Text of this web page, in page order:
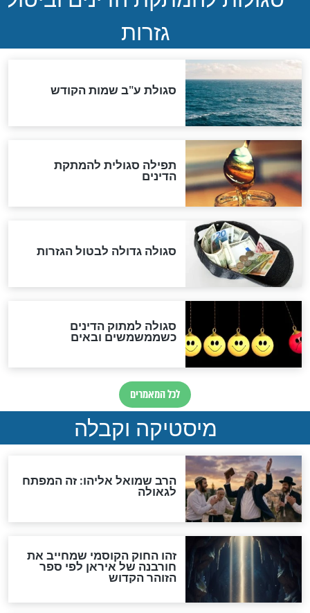
ההסכם החשאי של טראמפ
ואיראן: בלי שקיפות ועם הרבה
סימני שאלה
המסמך האבוד שנחשף
במרתפי מוסקבה: כתב היד
הנדיר של הרשב"ם התגלה
"מודה לקב"ה על כל השנים"
לכל המאמרים
אחרית הימים
האם אפשר לחשב את הקץ?
מה יהיה בימות המשיח?
"לפני הגאולה תהיה אפיקורסות